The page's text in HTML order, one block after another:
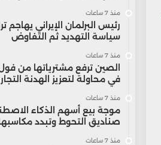
منذ 7 ساعات
رئيس البرلمان الإيراني يهاجم
سياسة التهديد ثم التفاوض
منذ 7 ساعات
الصين ترفع مشترياتها من
في محاولة لتعزيز الهدنة
منذ 7 ساعات
موجة بيع أسهم الذكاء
صناديق التحوط وتبدد
منذ 7 ساعات